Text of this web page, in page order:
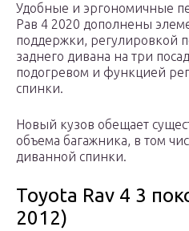
Удобные и эргономичные
Рав 4 2020 дополнены
поддержки, регулировкой
заднего дивана на три
подогревом и функцией
спинки.
Новый кузов обещает
объема багажника, в том
диванной спинки.
Toyota Rav 4 3
2012)